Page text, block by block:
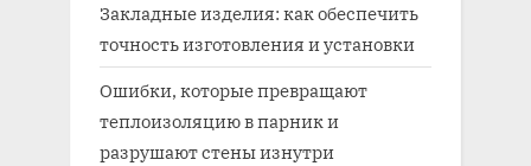
Закладные изделия: как обеспечить
точность изготовления и установки
Ошибки, которые превращают
теплоизоляцию в парник и
разрушают стены изнутри